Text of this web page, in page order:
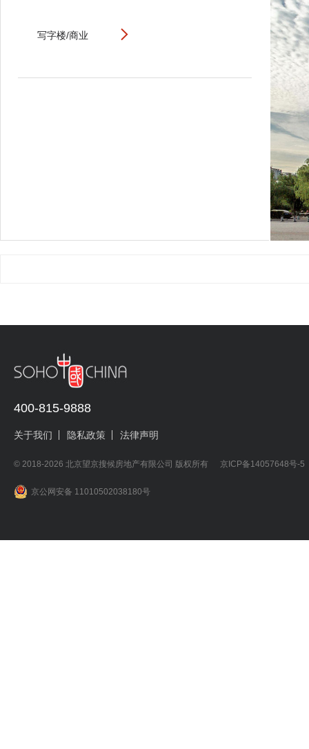
写字楼/商业
400-815-9888
关于我们 隐私政策 法律声明
© 2018-2026 北京望京搜候房地产有限公司 版权所有 京ICP备14057648号-5
京公网安备 11010502038180号